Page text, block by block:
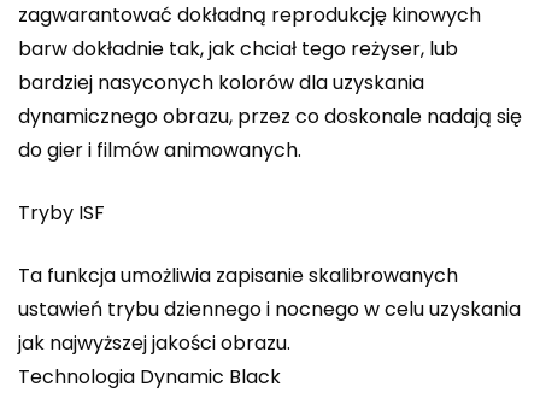
zagwarantować dokładną reprodukcję kinowych
barw dokładnie tak, jak chciał tego reżyser, lub
bardziej nasyconych kolorów dla uzyskania
dynamicznego obrazu, przez co doskonale nadają się
do gier i filmów animowanych.
Tryby ISF
Ta funkcja umożliwia zapisanie skalibrowanych
ustawień trybu dziennego i nocnego w celu uzyskania
jak najwyższej jakości obrazu.
Technologia Dynamic Black